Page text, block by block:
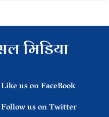
मिडिया
Like us on FaceBook
Follow us on Twitter